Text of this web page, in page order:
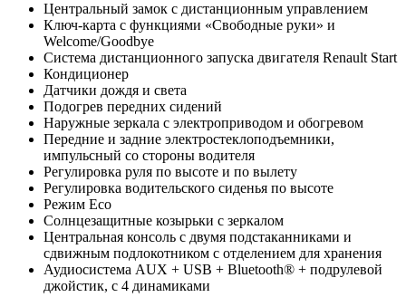
Центральный замок с дистанционным управлением
Ключ-карта с функциями «Свободные руки» и
Welcome/Goodbye
Система дистанционного запуска двигателя Renault Start
Кондиционер
Датчики дождя и света
Подогрев передних сидений
Наружные зеркала с электроприводом и обогревом
Передние и задние электростеклоподъемники,
импульсный со стороны водителя
Регулировка руля по высоте и по вылету
Регулировка водительского сиденья по высоте
Режим Eco
Солнцезащитные козырьки с зеркалом
Центральная консоль с двумя подстаканниками и
сдвижным подлокотником с отделением для хранения
Аудиосистема AUX + USB + Bluetooth® + подрулевой
джойстик, с 4 динамиками